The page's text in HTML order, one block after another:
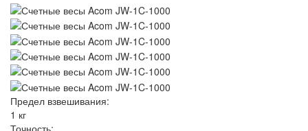
Предел взвешивания:
1 кг
Точность: